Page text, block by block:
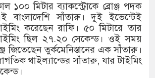
১৫২২ পুলিশ সদস্যকে চাকরিতে
খিলক্ষেত থানা বিএনপির যুগ্ম
দেশের ৬ অঞ্চলে ঝড়ের আভাস
১০০ মিটার ব্যাকস্ট্রোকে ব্রোঞ্জ পদক
বাংলাদেশি সাঁতারু। দুই ইভেন্টেই
করেছেন রাফি। ৫০ মিটারে তার
ছিল ২৭.২০ সেকেন্ড। ওই সময়
জিতেছেন তুর্কমেনিস্তানের এক সাঁতারু।
থাইল্যান্ডের সাঁতারু, যার টাইমিং